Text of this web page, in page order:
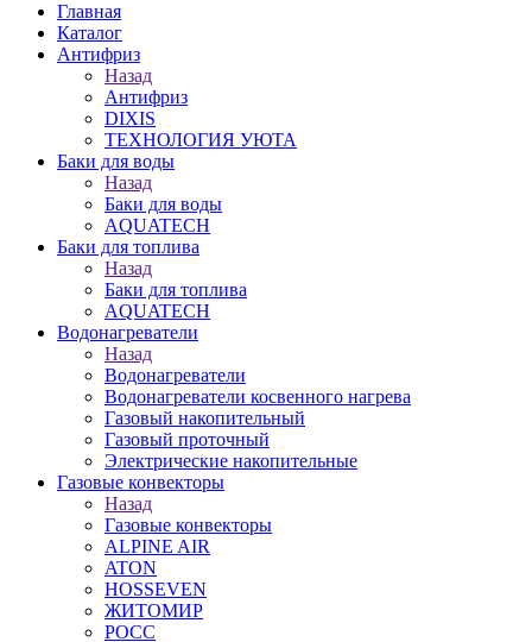
Главная
Каталог
Антифриз
Назад
Антифриз
DIXIS
ТЕХНОЛОГИЯ УЮТА
Баки для воды
Назад
Баки для воды
AQUATECH
Баки для топлива
Назад
Баки для топлива
AQUATECH
Водонагреватели
Назад
Водонагреватели
Водонагреватели косвенного нагрева
Газовый накопительный
Газовый проточный
Электрические накопительные
Газовые конвекторы
Назад
Газовые конвекторы
ALPINE AIR
ATON
HOSSEVEN
ЖИТОМИР
РОСС